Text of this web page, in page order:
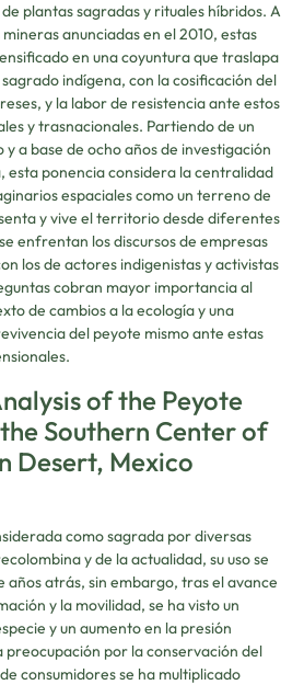
plantas sagradas y rituales híbridos. A
anunciadas en el 2010, estas
en una coyuntura que traslapa
indígena, con la cosificación del
y la labor de resistencia ante estos
y trasnacionales. Partiendo de un
a base de ocho años de investigación
ponencia considera la centralidad
espaciales como un terreno de
y vive el territorio desde diferentes
enfrentan los discursos de empresas
los de actores indigenistas y activistas
cobran mayor importancia al
de cambios a la ecología y una
del peyote mismo ante estas
of the Peyote
Southern Center of
Desert, Mexico
como sagrada por diversas
y de la actualidad, su uso se
años atrás, sin embargo, tras el avance
y la movilidad, se ha visto un
y un aumento en la presión
preocupación por la conservación del
consumidores se ha multiplicado